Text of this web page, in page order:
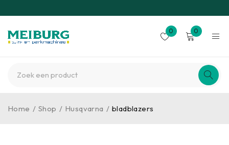
0 0
Home / Shop / Husqvarna / bladblazers